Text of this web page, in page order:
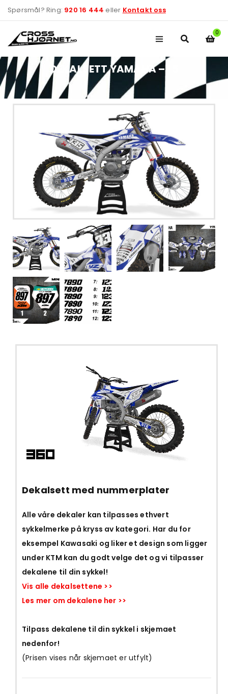
Spørsmål? Ring: 920 16 444 eller Kontakt oss
0
DEKALSETT YAMAHA – 15
Dekalsett med nummerplater
Alle våre dekaler kan tilpasses ethvert
sykkelmerke på kryss av kategori. Har du for
eksempel Kawasaki og liker et design som ligger
under KTM kan du godt velge det og vi tilpasser
dekalene til din sykkel!
Vis alle dekalsettene >>
Les mer om dekalene her >>
Tilpass dekalene til din sykkel i skjemaet
nedenfor!
(Prisen vises når skjemaet er utfylt)